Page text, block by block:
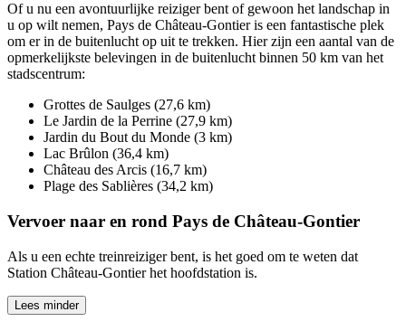
Of u nu een avontuurlijke reiziger bent of gewoon het landschap in
u op wilt nemen, Pays de Château-Gontier is een fantastische plek
om er in de buitenlucht op uit te trekken. Hier zijn een aantal van de
opmerkelijkste belevingen in de buitenlucht binnen 50 km van het
stadscentrum:
Grottes de Saulges (27,6 km)
Le Jardin de la Perrine (27,9 km)
Jardin du Bout du Monde (3 km)
Lac Brûlon (36,4 km)
Château des Arcis (16,7 km)
Plage des Sablières (34,2 km)
Vervoer naar en rond Pays de Château-Gontier
Als u een echte treinreiziger bent, is het goed om te weten dat
Station Château-Gontier het hoofdstation is.
Lees minder